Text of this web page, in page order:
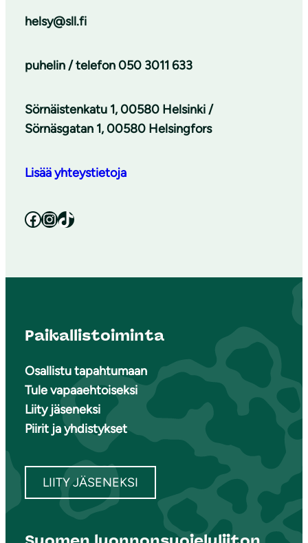
helsy@sll.fi
puhelin / telefon050 3011 633
Sörnäistenkatu 1, 00580 Helsinki /
Sörnäsgatan 1, 00580 Helsingfors
Lisää yhteystietoja
Facebook InstagramTikTok
Paikallistoiminta
Osallistu tapahtumaan
Tule vapaaehtoiseksi
Liity jäseneksi
Piirit ja yhdistykset
LIITY JÄSENEKSI